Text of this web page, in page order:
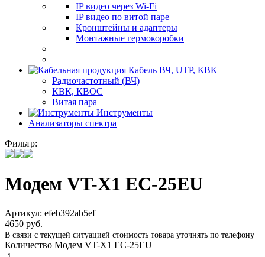
IP видео через Wi-Fi
IP видео по витой паре
Кронштейны и адаптеры
Монтажные гермокоробки
Кабель ВЧ, UTP, КВК
Радиочастотный (ВЧ)
КВК, КВОС
Витая пара
Инструменты
Анализаторы спектра
Фильтр:
Модем VT-X1 EC-25EU
Артикул: efeb392ab5ef
4650 руб.
В связи с текущей ситуацией стоимость товара уточнять по телефону
Количество Модем VT-X1 EC-25EU